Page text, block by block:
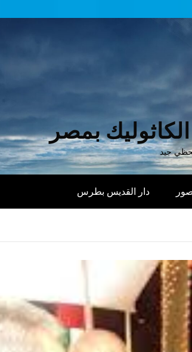
بمصر
جيد
دار القديس بطرس